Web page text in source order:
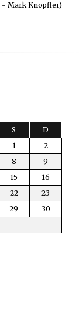
- Mark Knopfler)
S
D
1
2
8
9
15
16
22
23
29
30